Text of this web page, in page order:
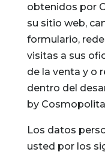
obtenidos por
su sitio web,
formulario,
visitas a sus
de la venta y o
dentro del
by
Los datos
usted por los